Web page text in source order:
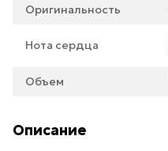
Оригинальность
Нота сердца
Объем
Описание